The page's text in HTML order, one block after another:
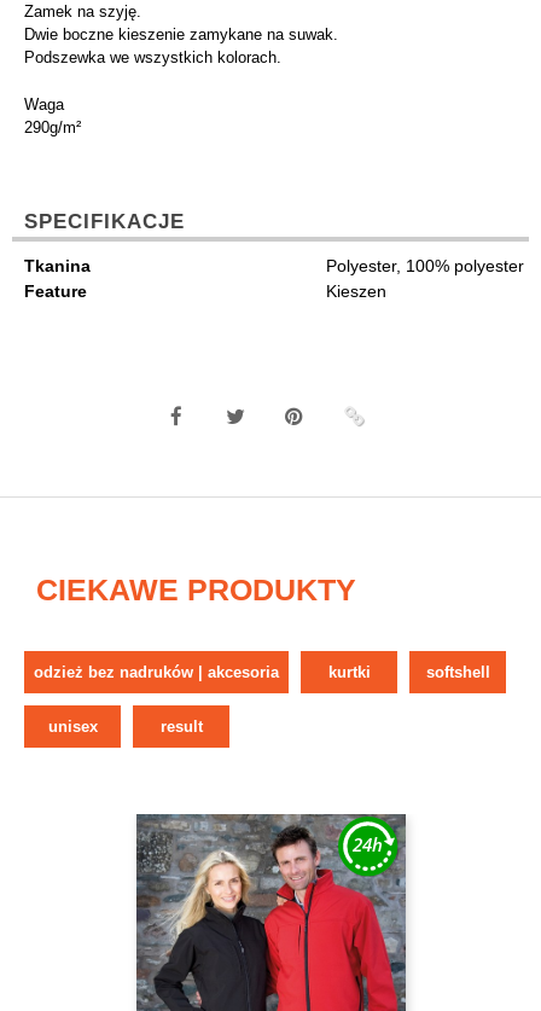
Zamek na szyję.
Dwie boczne kieszenie zamykane na suwak.
Podszewka we wszystkich kolorach.
Waga
290g/m²
SPECIFIKACJE
Tkanina
Polyester, 100% polyester
Feature
Kieszen
CIEKAWE PRODUKTY
odzież bez nadruków | akcesoria kurtki softshell
unisex result